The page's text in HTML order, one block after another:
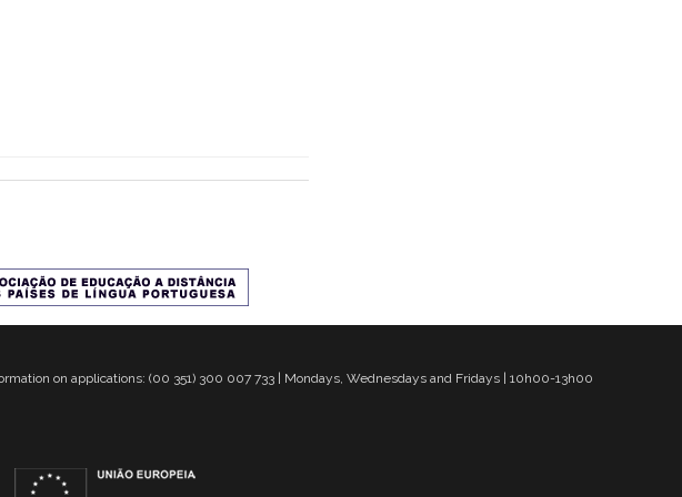
on applications: (00 351) 300 007 733 | Mondays, Wednesdays and Fridays | 10h00-13h00